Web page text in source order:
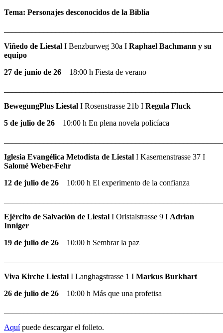
Tema: Personajes desconocidos de la Biblia
Viñedo de Liestal I Benzburweg 30a I Raphael Bachmann y su
equipo
27 de junio de 26 18:00 h Fiesta de verano
BewegungPlus Liestal I Rosenstrasse 21b I Regula Fluck
5 de julio de 26 10:00 h En plena novela policíaca
Iglesia Evangélica Metodista de Liestal I Kasernenstrasse 37 I
Salomé Weber-Fehr
12 de julio de 26 10:00 h El experimento de la confianza
Ejército de Salvación de Liestal I Oristalstrasse 9 I Adrian
Inniger
19 de julio de 26 10:00 h Sembrar la paz
Viva Kirche Liestal I Langhagstrasse 1 I Markus Burkhart
26 de julio de 26 10:00 h Más que una profetisa
Aquípuede descargar el folleto.